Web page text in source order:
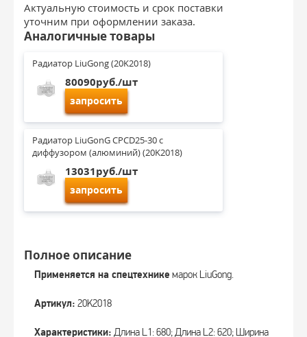
Актуальную стоимость и срок поставки
уточним при оформлении заказа.
Аналогичные товары
Радиатор LiuGong (20K2018)
80090руб./шт
запросить
Радиатор LiuGonG CPCD25-30 с
диффузором (алюминий) (20K2018)
13031руб./шт
запросить
Полное описание
Применяется на спецтехнике марок LiuGong.
Артикул: 20K2018
Характеристики: Длина L1: 680; Длина L2: 620; Ширина